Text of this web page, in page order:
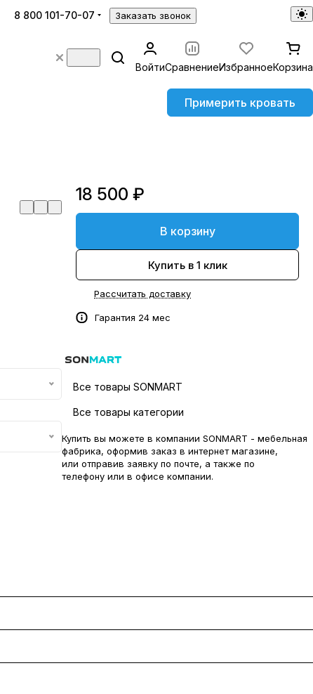
8 800 101-70-07 Заказать звонок
ВойтиСравнениеИзбранноеКорзина
Примерить кровать
18 500 ₽
В корзину
Купить в 1 клик
Рассчитать доставку
Гарантия 24 мес
Все товары SONMART
Все товары категории
Купить вы можете в компании SONMART - мебельная
фабрика, оформив заказ в интернет магазине,
или отправив заявку по почте, а также по
телефону или в офисе компании.